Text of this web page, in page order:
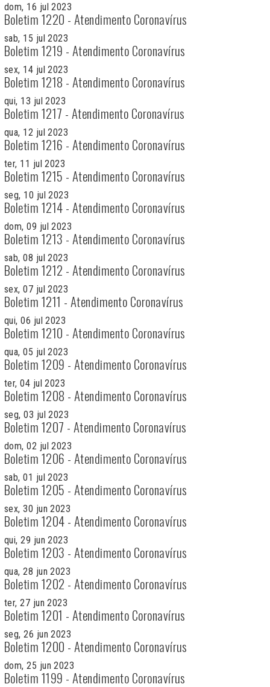
dom, 16 jul 2023
Boletim 1220 - Atendimento Coronavírus
sab, 15 jul 2023
Boletim 1219 - Atendimento Coronavírus
sex, 14 jul 2023
Boletim 1218 - Atendimento Coronavírus
qui, 13 jul 2023
Boletim 1217 - Atendimento Coronavírus
qua, 12 jul 2023
Boletim 1216 - Atendimento Coronavírus
ter, 11 jul 2023
Boletim 1215 - Atendimento Coronavírus
seg, 10 jul 2023
Boletim 1214 - Atendimento Coronavírus
dom, 09 jul 2023
Boletim 1213 - Atendimento Coronavírus
sab, 08 jul 2023
Boletim 1212 - Atendimento Coronavírus
sex, 07 jul 2023
Boletim 1211 - Atendimento Coronavírus
qui, 06 jul 2023
Boletim 1210 - Atendimento Coronavírus
qua, 05 jul 2023
Boletim 1209 - Atendimento Coronavírus
ter, 04 jul 2023
Boletim 1208 - Atendimento Coronavírus
seg, 03 jul 2023
Boletim 1207 - Atendimento Coronavírus
dom, 02 jul 2023
Boletim 1206 - Atendimento Coronavírus
sab, 01 jul 2023
Boletim 1205 - Atendimento Coronavírus
sex, 30 jun 2023
Boletim 1204 - Atendimento Coronavírus
qui, 29 jun 2023
Boletim 1203 - Atendimento Coronavírus
qua, 28 jun 2023
Boletim 1202 - Atendimento Coronavírus
ter, 27 jun 2023
Boletim 1201 - Atendimento Coronavírus
seg, 26 jun 2023
Boletim 1200 - Atendimento Coronavírus
dom, 25 jun 2023
Boletim 1199 - Atendimento Coronavírus